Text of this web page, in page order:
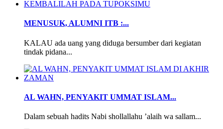
MENUSUK, ALUMNI ITB :...
KALAU ada uang yang diduga bersumber dari kegiatan
tindak pidana...
AL WAHN, PENYAKIT UMMAT ISLAM...
Dalam sebuah hadits Nabi shollallahu ’alaih wa sallam...